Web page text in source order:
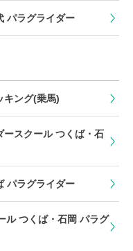
パラグライダー
キング(乗馬)
ースクール つくば・石
パラグライダー
ル つくば・石岡 パラグ